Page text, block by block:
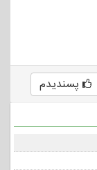
پسندیدم